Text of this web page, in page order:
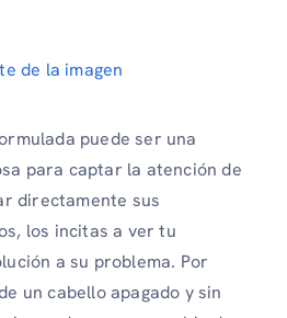
de la imagen
puede ser una
para captar la atención de
directamente sus
los incitas a ver tu
a su problema. Por
un cabello apagado y sin